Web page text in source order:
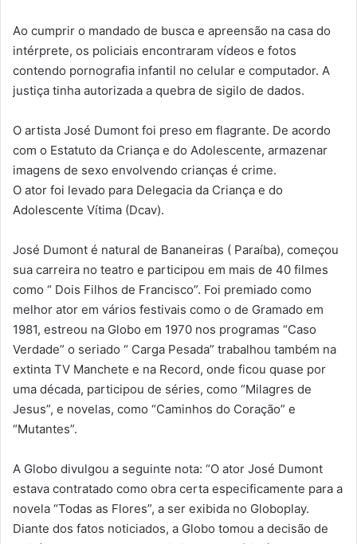
Ao cumprir o mandado de busca e apreensão na casa do
intérprete, os policiais encontraram vídeos e fotos
contendo pornografia infantil no celular e computador. A
justiça tinha autorizada a quebra de sigilo de dados.
O artista José Dumont foi preso em flagrante. De acordo
com o Estatuto da Criança e do Adolescente, armazenar
imagens de sexo envolvendo crianças é crime.
O ator foi levado para Delegacia da Criança e do
Adolescente Vítima (Dcav).
José Dumont é natural de Bananeiras ( Paraíba), começou
sua carreira no teatro e participou em mais de 40 filmes
como “ Dois Filhos de Francisco”. Foi premiado como
melhor ator em vários festivais como o de Gramado em
1981, estreou na Globo em 1970 nos programas “Caso
Verdade” o seriado “ Carga Pesada” trabalhou também na
extinta TV Manchete e na Record, onde ficou quase por
uma década, participou de séries, como “Milagres de
Jesus”, e novelas, como “Caminhos do Coração” e
“Mutantes”.
A Globo divulgou a seguinte nota: “O ator José Dumont
estava contratado como obra certa especificamente para a
novela “Todas as Flores”, a ser exibida no Globoplay.
Diante dos fatos noticiados, a Globo tomou a decisão de